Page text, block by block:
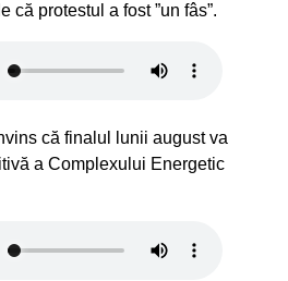
că protestul a fost ”un fâs”.
că finalul lunii august va
a Complexului Energetic